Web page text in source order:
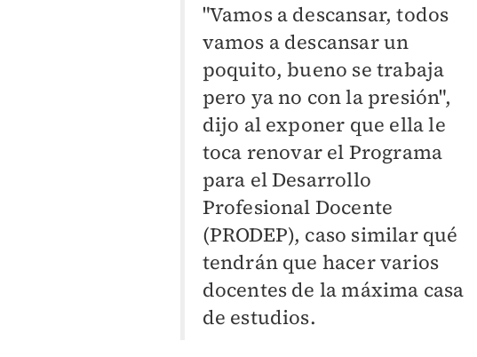
"Vamos a descansar, todos
vamos a descansar un
poquito, bueno se trabaja
pero ya no con la presión",
dijo al exponer que ella le
toca renovar el Programa
para el Desarrollo
Profesional Docente
(PRODEP), caso similar qué
tendrán que hacer varios
docentes de la máxima casa
de estudios.